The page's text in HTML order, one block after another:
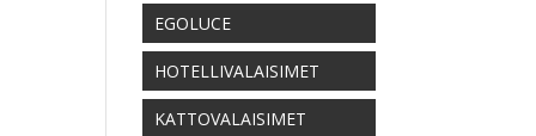
EGOLUCE
HOTELLIVALAISIMET
KATTOVALAISIMET